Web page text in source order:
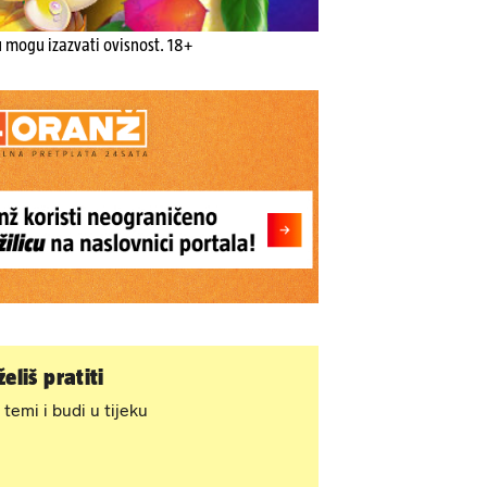
mogu izazvati ovisnost. 18+
pratiti
i budi u tijeku